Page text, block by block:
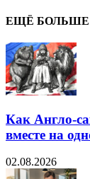
ЕЩЁ БОЛЬШЕ
Как Англо-
вместе на
02.08.2026